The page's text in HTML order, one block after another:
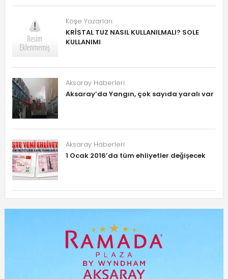
Köşe Yazarları
KRİSTAL TUZ NASIL KULLANILMALI? SOLE
KULLANIMI
Aksaray Haberleri
Aksaray’da Yangın, çok sayıda yaralı var
Aksaray Haberleri
1 Ocak 2016’da tüm ehliyetler değişecek